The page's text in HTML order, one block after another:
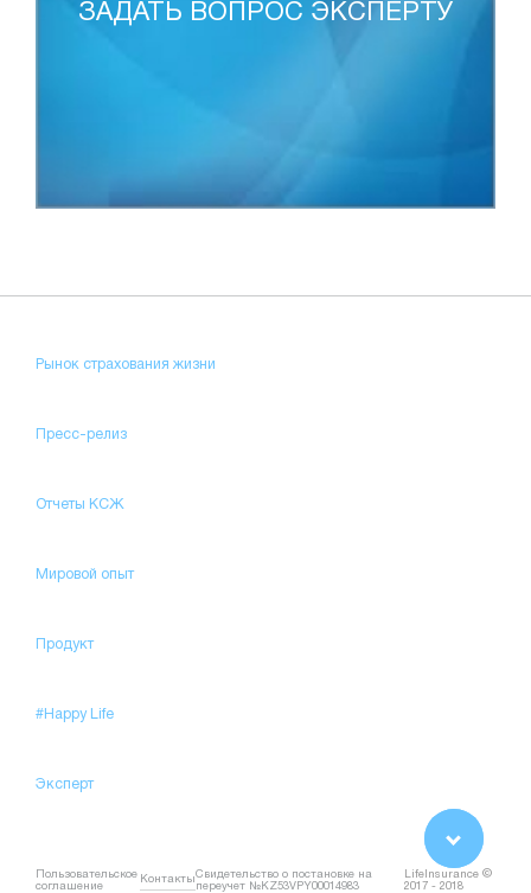
ЗАДАТЬ ВОПРОС ЭКСПЕРТУ
Рынок страхования жизни
Пресс-релиз
Отчеты КСЖ
Мировой опыт
Продукт
#Happy Life
Эксперт
Пользовательское
соглашение
КонтактыСвидетельство о постановке на
переучет №KZ53VPY00014983
LifeInsurance ©
2017 - 2018